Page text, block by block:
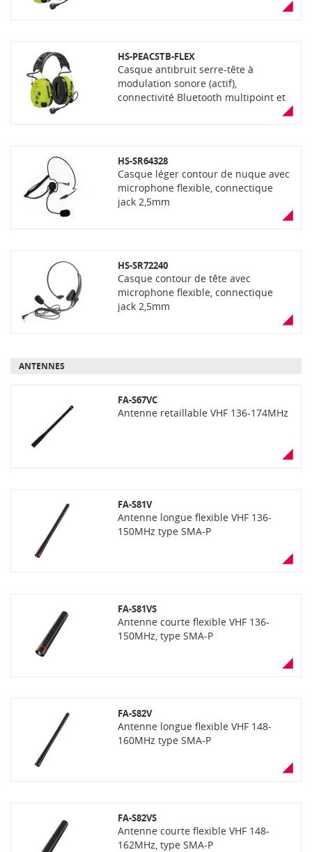
HS-PEACSTB-FLEX
Casque antibruit serre-tête à
modulation sonore (actif),
connectivité Bluetooth multipoint et
jaune
HS-SR64328
Casque léger contour de nuque avec
microphone flexible, connectique
jack 2,5mm
HS-SR72240
Casque contour de tête avec
microphone flexible, connectique
jack 2,5mm
ANTENNES
FA-S67VC
Antenne retaillable VHF 136-174MHz
FA-S81V
Antenne longue flexible VHF 136-
150MHz type SMA-P
FA-S81VS
Antenne courte flexible VHF 136-
150MHz, type SMA-P
FA-S82V
Antenne longue flexible VHF 148-
160MHz type SMA-P
FA-S82VS
Antenne courte flexible VHF 148-
162MHz, type SMA-P